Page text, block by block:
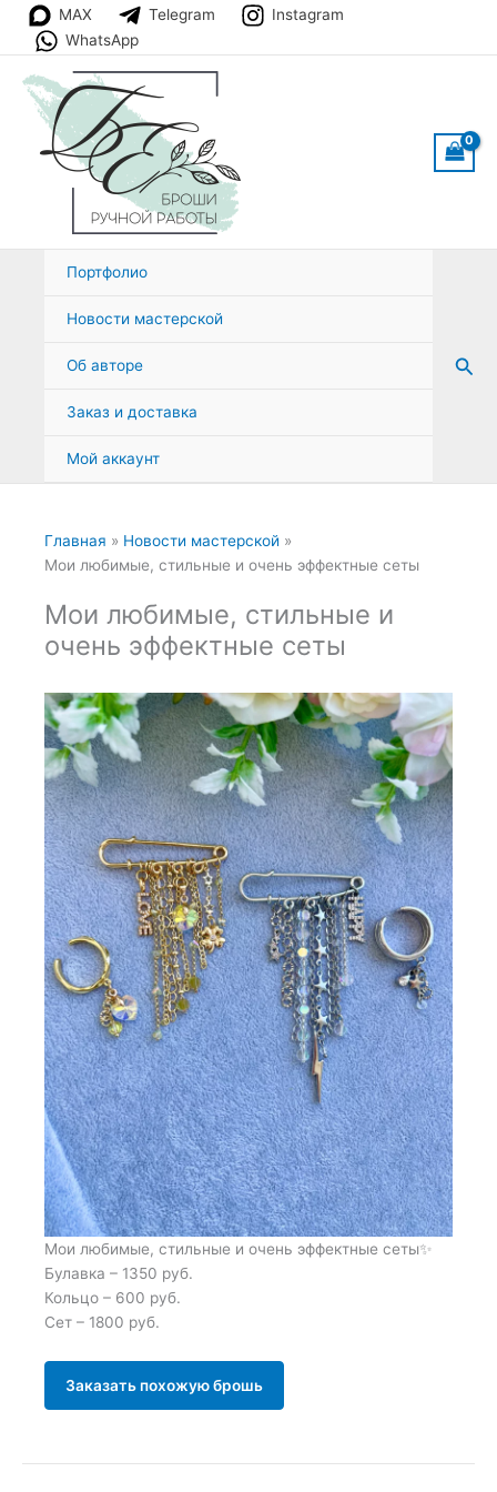
Перейти
содержимому
MAX Telegram
Instagram
WhatsApp
Портфолио
Новости мастерской
Об авторе
Заказ и доставка
Мой аккаунт
Главная
Новости мастерской
Мои любимые, стильные и очень эффектные сеты
Мои любимые, стильные и
очень эффектные сеты
Мои любимые, стильные и очень эффектные сеты✨
Булавка – 1350 руб.
Кольцо – 600 руб.
Сет – 1800 руб.
Заказать похожую брошь